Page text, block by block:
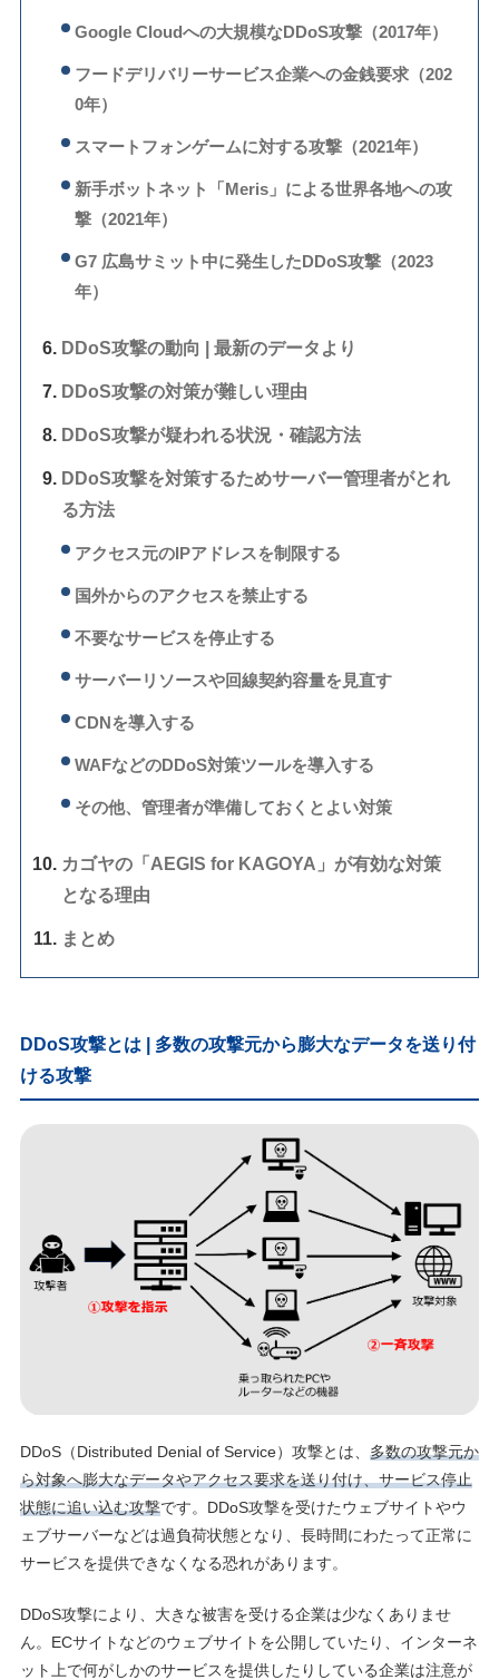
Google Cloudへの大規模なDDoS攻撃（2017年）
フードデリバリーサービス企業への金銭要求（202
0年）
スマートフォンゲームに対する攻撃（2021年）
新手ボットネット「Meris」による世界各地への攻
撃（2021年）
G7 広島サミット中に発生したDDoS攻撃（2023
年）
DDoS攻撃の動向 | 最新のデータより
DDoS攻撃の対策が難しい理由
DDoS攻撃が疑われる状況・確認方法
DDoS攻撃を対策するためサーバー管理者がとれ
る方法
アクセス元のIPアドレスを制限する
国外からのアクセスを禁止する
不要なサービスを停止する
サーバーリソースや回線契約容量を見直す
CDNを導入する
WAFなどのDDoS対策ツールを導入する
その他、管理者が準備しておくとよい対策
カゴヤの「AEGIS for KAGOYA」が有効な対策
となる理由
まとめ
DDoS攻撃とは | 多数の攻撃元から膨大なデータを送り付
ける攻撃
DDoS（Distributed Denial of Service）攻撃とは、 多数の攻撃元か
ら対象へ膨大なデータやアクセス要求を送り付け、サービス停止
状態に追い込む攻撃です。DDoS攻撃を受けたウェブサイトやウ
ェブサーバーなどは過負荷状態となり、長時間にわたって正常に
サービスを提供できなくなる恐れがあります。
DDoS攻撃により、大きな被害を受ける企業は少なくありませ
ん。ECサイトなどのウェブサイトを公開していたり、インターネ
ット上で何がしかのサービスを提供したりしている企業は注意が